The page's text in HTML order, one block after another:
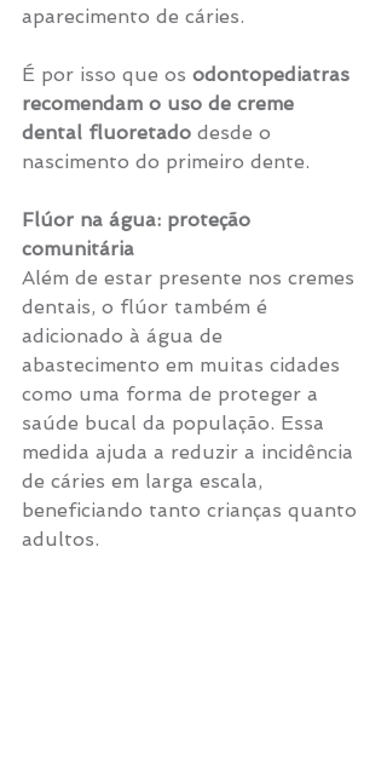
aparecimento de cáries.
É por isso que os odontopediatras
recomendam o uso de creme
dental fluoretado desde o
nascimento do primeiro dente.
Flúor na água: proteção
comunitária
Além de estar presente nos cremes
dentais, o flúor também é
adicionado à água de
abastecimento em muitas cidades
como uma forma de proteger a
saúde bucal da população. Essa
medida ajuda a reduzir a incidência
de cáries em larga escala,
beneficiando tanto crianças quanto
adultos.